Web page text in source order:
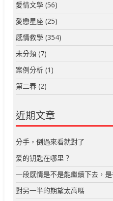
愛情文學 (56)
愛戀星座 (25)
感情教學 (354)
未分類 (7)
案例分析 (1)
第二春 (2)
近期文章
分手，倒過來看就對了
爱的钥匙在哪里？
一段感情是不是能繼續下去，
對另一半的期望太高嗎